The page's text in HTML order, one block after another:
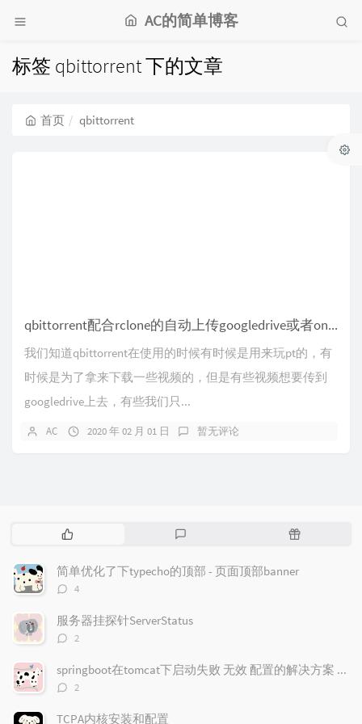
AC的简单博客
标签 qbittorrent 下的文章
首页 qbittorrent
qbittorrent配合rclone的自动上传googledrive或者onedrive的方案 使用标签标记 with tag
我们知道qbittorrent在使用的时候有时候是用来玩pt的，有
时候是为了拿来下载一些视频的，但是有些视频想要传到
googledrive上去，有些我们只...
AC 2020 年 02 月 01 日 暂无评论
热
文
章
评
随
简单优化了下typecho的顶部 - 页面顶部banner
评
数：
4
服务器挂探针ServerStatus
评
数：
2
springboot在tomcat下启动失败 无效 配置的解决方案 无法启动
评
数：
2
TCPA内核安装和配置